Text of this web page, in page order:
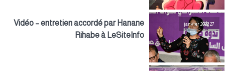
27 janvier 2022
Vidéo – entretien accordé par Hanane
Rihabe à LeSiteInfo